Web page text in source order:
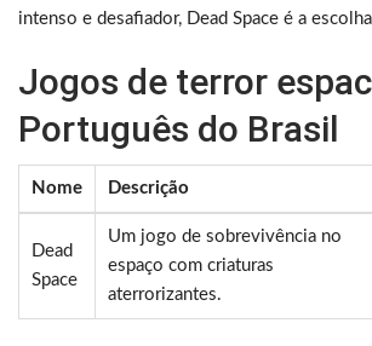
intenso e desafiador, Dead Space é a
Jogos de terror
Português do Brasil
Nome Descrição
Dead
Space
Um jogo de sobrevivência no
espaço com criaturas
aterrorizantes.